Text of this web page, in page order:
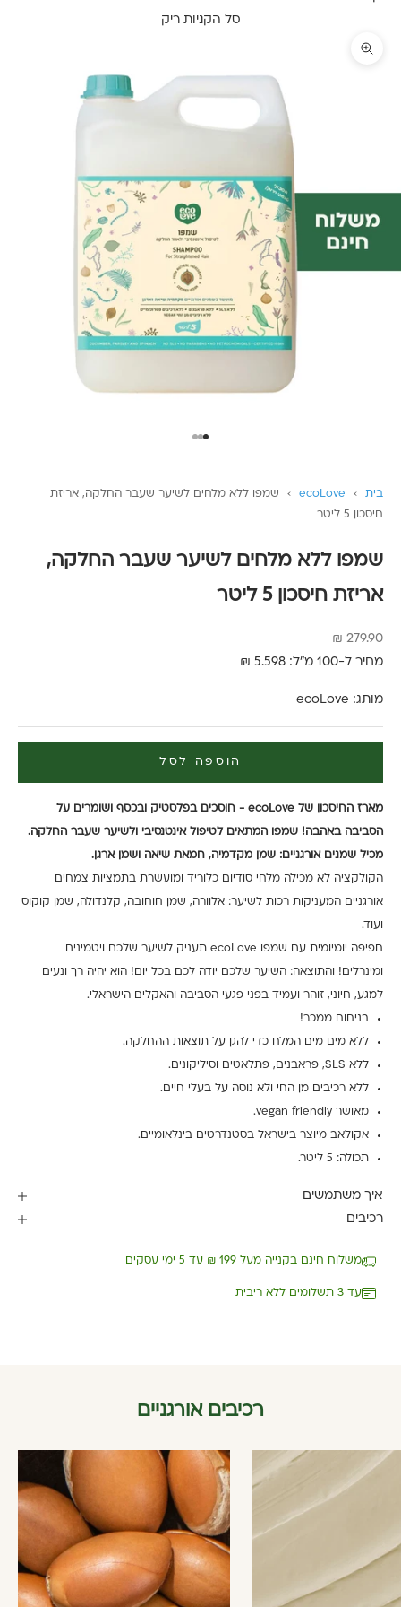
סל הקניות ריק
בית ›
ecoLove
›
שמפו ללא מלחים לשיער שעבר החלקה, אריזת
חיסכון 5 ליטר
שמפו ללא מלחים לשיער שעבר החלקה,
אריזת חיסכון 5 ליטר
מחיר מבצע
279.90 ₪
מחיר ל-100 מ"ל: 5.598 ₪
מותג: ecoLove
הוספה לסל
מארז החיסכון של ecoLove - חוסכים בפלסטיק ובכסף ושומרים על
הסביבה באהבה! שמפו המתאים לטיפול אינטנסיבי ולשיער שעבר החלקה.
מכיל שמנים אורגניים: שמן מקדמיה, חמאת שיאה ושמן ארגן.
הקולקציה לא מכילה מלחי סודיום כלוריד ומועשרת בתמציות צמחים
אורגניים המעניקות רכות לשיער: אלוורה, שמן חוחובה, קלנדולה, שמן קוקוס
ועוד.
חפיפה יומיומית עם שמפו ecoLove תעניק לשיער שלכם ויטמינים
ומינרלים! והתוצאה: השיער שלכם יודה לכם בכל יום! הוא יהיה רך ונעים
למגע, חיוני, זוהר ועמיד בפני פגעי הסביבה והאקלים הישראלי.
בניחוח ממכר!
ללא מים מים המלח כדי להגן על תוצאות ההחלקה.
ללא SLS, פראבנים, פתלאטים וסיליקונים.
ללא רכיבים מן החי ולא נוסה על בעלי חיים.
מאושר vegan friendly.
אקולאב מיוצר בישראל בסטנדרטים בינלאומיים.
תכולה: 5 ליטר.
איך משתמשים
רכיבים
משלוח חינם בקנייה מעל 199 ₪ עד 5 ימי עסקים
עד 3 תשלומים ללא ריבית
רכיבים אורגניים